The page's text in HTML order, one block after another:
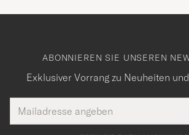
ABONNIEREN SIE UNSEREN
Exklusiver Vorrang zu Neuheiten
Mail
Adresse
Tack
för